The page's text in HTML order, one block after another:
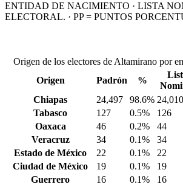
ENTIDAD DE NACIMIENTO · LISTA
ELECTORAL. · PP = PUNTOS
Origen de los electores de Altamirano por
Origen
Padrón %
Chiapas
24,497 98.6% 24,010
Tabasco
127 0.5% 126
Oaxaca
46 0.2% 44
Veracruz
34 0.1% 34
Estado de México
22 0.1% 22
Ciudad de México
19 0.1% 19
Guerrero
16 0.1% 16